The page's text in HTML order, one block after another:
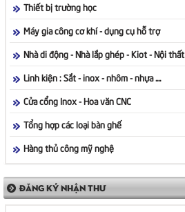
Thiết bị trường học
Máy gia công cơ khí - dụng cụ hỗ trợ
Nhà di động - Nhà lắp ghép - Kiot - Nội thất
Linh kiện : Sắt - inox - nhôm - nhựa ....
Cửa cổng Inox - Hoa văn CNC
Tổng hợp các loại bàn ghế
Hàng thủ công mỹ nghệ
ĐĂNG KÝ NHẬN THƯ